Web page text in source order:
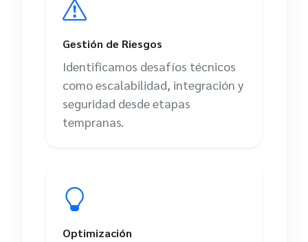
Gestión de Riesgos
Identificamos desafíos técnicos
como escalabilidad, integración y
seguridad desde etapas
tempranas.
Optimización